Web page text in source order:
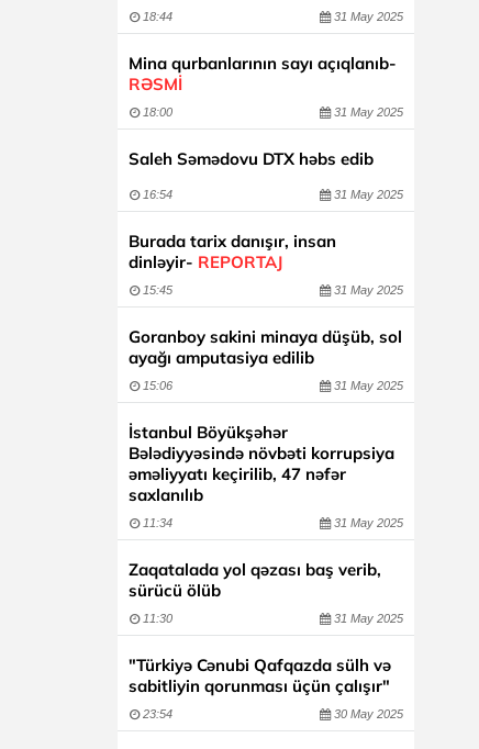
18:44 31 May 2025
Mina qurbanlarının sayı açıqlanıb-
RƏSMİ
18:00 31 May 2025
Saleh Səmədovu DTX həbs edib
16:54 31 May 2025
Burada tarix danışır, insan
dinləyir- REPORTAJ
15:45 31 May 2025
Goranboy sakini minaya düşüb, sol
ayağı amputasiya edilib
15:06 31 May 2025
İstanbul Böyükşəhər
Bələdiyyəsində növbəti korrupsiya
əməliyyatı keçirilib, 47 nəfər
saxlanılıb
11:34 31 May 2025
Zaqatalada yol qəzası baş verib,
sürücü ölüb
11:30 31 May 2025
"Türkiyə Cənubi Qafqazda sülh və
sabitliyin qorunması üçün çalışır"
23:54 30 May 2025